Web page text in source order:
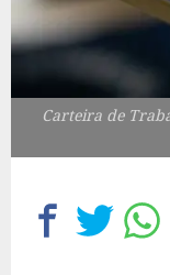
Carteira de